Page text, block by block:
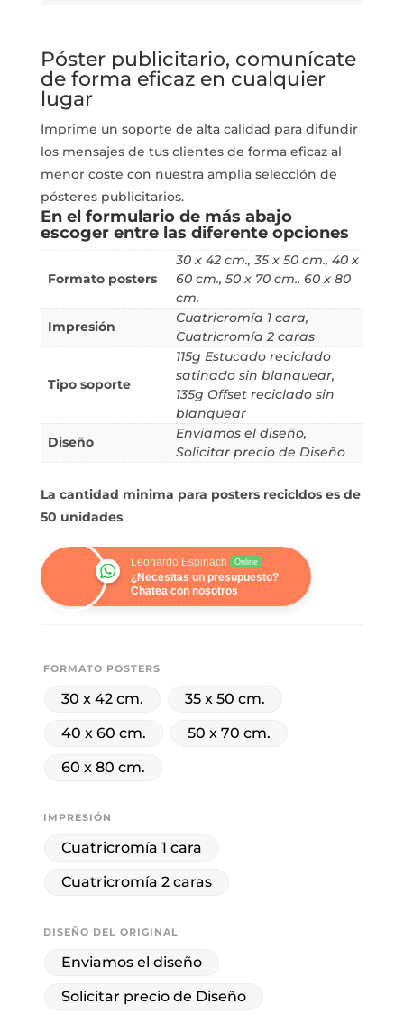
Póster publicitario, comunícate
de forma eficaz en cualquier
lugar
Imprime un soporte de alta calidad para difundir
los mensajes de tus clientes de forma eficaz al
menor coste con nuestra amplia selección de
pósteres publicitarios.
En el formulario de más abajo
escoger entre las diferente opciones
Formato posters
30 x 42 cm., 35 x 50 cm., 40 x
60 cm., 50 x 70 cm., 60 x 80
cm.
Impresión
Cuatricromía 1 cara,
Cuatricromía 2 caras
Tipo soporte
115g Estucado reciclado
satinado sin blanquear,
135g Offset reciclado sin
blanquear
Diseño
Enviamos el diseño,
Solicitar precio de Diseño
La cantidad minima para posters recicldos es de
50 unidades
Leonardo Espinach Online
¿Necesitas un presupuesto?
Chatea con nosotros
FORMATO POSTERS
30 x 42 cm.
35 x 50 cm.
40 x 60 cm.
50 x 70 cm.
60 x 80 cm.
IMPRESIÓN
Cuatricromía 1 cara
Cuatricromía 2 caras
DISEÑO DEL ORIGINAL
Enviamos el diseño
Solicitar precio de Diseño